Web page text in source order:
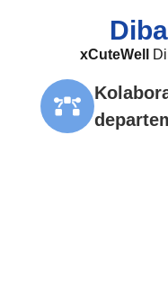
xCuteWell